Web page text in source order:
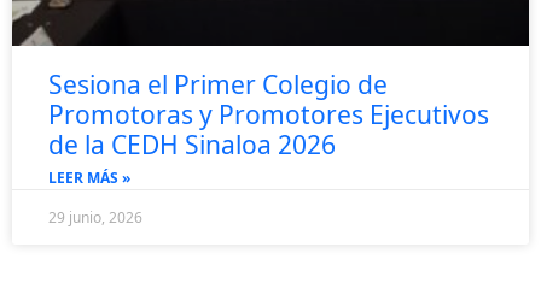
Sesiona el Primer Colegio de
Promotoras y Promotores Ejecutivos
de la CEDH Sinaloa 2026
LEER MÁS »
29 junio, 2026